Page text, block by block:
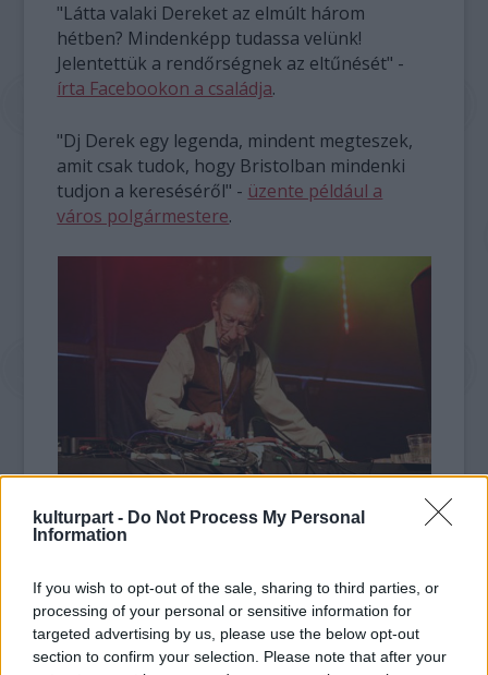
kulturpart - Do Not Process My Personal
Information
If you wish to opt-out of the sale, sharing to third parties, or
processing of your personal or sensitive information for
targeted advertising by us, please use the below opt-out
section to confirm your selection. Please note that after your
"Látta valaki Dereket az elmúlt három
hétben? Mindenképp tudassa velünk!
Jelentettük a rendőrségnek az eltűnését" -
írta Facebookon a családja.
"Dj Derek egy legenda, mindent megteszek,
amit csak tudok, hogy Bristolban mindenki
tudjon a kereséséről" - üzente például a
város polgármestere.
több mint negyven év után. Általában
rocksteadyt, reggaet, skát, dancehallt és
soult kevert, fellépett a legendás Glastonbury
fesztiválon is.